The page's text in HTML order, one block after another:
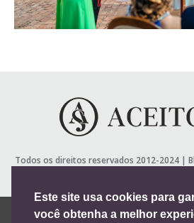
Todos os direitos reservados 2012-2024 |
Vá para versão
Este site usa cookies para
você obtenha a melhor